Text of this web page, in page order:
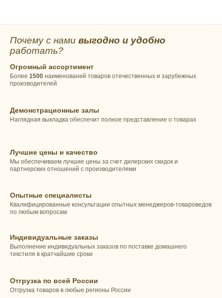
Почему с нами выгодно и удобно
работать?
Огромный ассортимент
Более 1500 наименований товаров отечественных и зарубежных
производителей
Демонстрационные залы
Наглядная выкладка обеспечит полное представление о товарах
Лучшие цены и качество
Мы обеспечиваем лучшие цены за счет дилерских скидок и
партнерских отношений с производителями
Опытные специалисты
Квалифицированные консультации опытных менеджеров-товароведов
по любым вопросам
Индивидуальные заказы
Выполнение индивидуальных заказов по поставке домашнего
текстиля в кратчайшие сроки
Отгрузка по всей России
Отгрузка товаров в любые регионы России